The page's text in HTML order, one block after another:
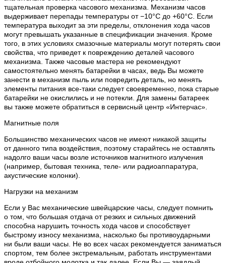
тщательная проверка часового механизма. Механизм часов
выдерживает перепады температуры от −10°C до +60°C. Если
температура выходит за эти пределы, отклонения хода часов
могут превышать указанные в спецификации значения. Кроме
того, в этих условиях смазочные материалы могут потерять свои
свойства, что приведет к повреждению деталей часового
механизма. Также часовые мастера не рекомендуют
самостоятельно менять батарейки в часах, ведь Вы можете
занести в механизм пыль или повредить деталь, но менять
элементы питания все-таки следует своевременно, пока старые
батарейки не окислились и не потекли. Для замены батареек
вы также можете обратиться в сервисный центр «Интерчас».
Магнитные поля
Большинство механических часов не имеют никакой защиты
от данного типа воздействия, поэтому старайтесь не оставлять
надолго ваши часы возле источников магнитного излучения
(например, бытовая техника, теле- или радиоаппаратура,
акустические колонки).
Нагрузки на механизм
Если у Вас механические швейцарские часы, следует помнить
о том, что большая отдача от резких и сильных движений
способна нарушить точность хода часов и способствует
быстрому износу механизма, насколько бы противоударными
ни были ваши часы. Не во всех часах рекомендуется заниматься
спортом, тем более экстремальным, работать инструментами